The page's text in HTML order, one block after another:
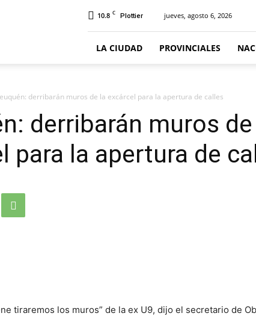
10.8 C Plottier jueves, agosto 6, 2026
LA CIUDAD PROVINCIALES
derribarán muros de la excárcel para la apertura de calles
derribarán muros
para la apertura de
tiraremos los muros” de la ex U9, dijo el secretario de